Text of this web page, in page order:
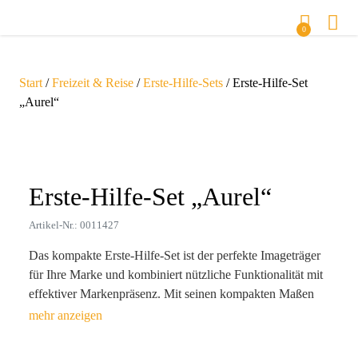
0
Start /Freizeit & Reise /Erste-Hilfe-Sets / Erste-Hilfe-Set
„Aurel“
Erste-Hilfe-Set „Aurel“
Artikel-Nr.: 0011427
Das kompakte Erste-Hilfe-Set ist der perfekte Imageträger
für Ihre Marke und kombiniert nützliche Funktionalität mit
effektiver Markenpräsenz. Mit seinen kompakten Maßen
(11 x 15,3 x 6 cm) und hochwertigem PU-Material ist es